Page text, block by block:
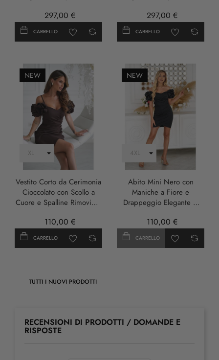
297,00 €
CARRELLO
297,00 €
CARRELLO
NEW
Vestito Corto da Cerimonia
Cioccolato con Scollo a
Cuore e Spalline Rimovibili
110,00 €
CARRELLO
NEW
Abito Mini Nero con
Maniche a Fiore e
Drappeggio Elegante –
110,00 €
CARRELLO
TUTTI I NUOVI PRODOTTI
RECENSIONI DI PRODOTTI / DOMANDE E
RISPOSTE